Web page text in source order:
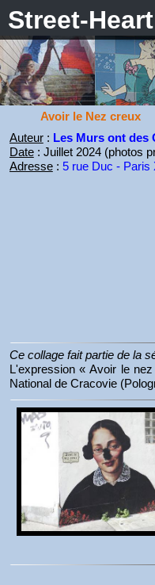
Street-Heart
Avoir le Nez creux
Auteur: Les Murs ont des
Date: Juillet 2024 (photos
Adresse: 5 rue Duc - Paris
Ce collage fait partie de la
L'expression « Avoir le
National de Cracovie